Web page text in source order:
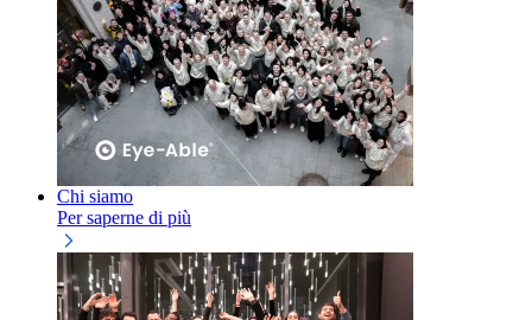
Chi siamo
Per saperne di più